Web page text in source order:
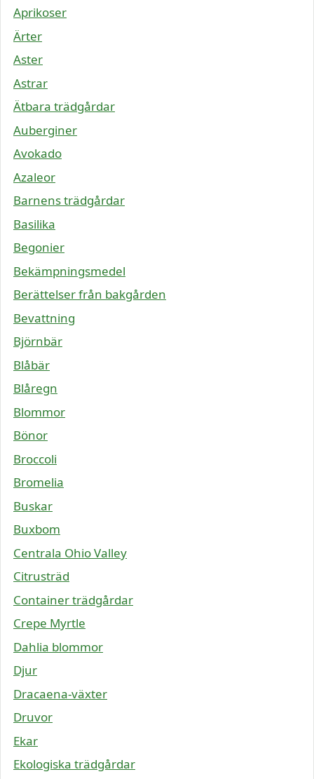
Aprikoser
Ärter
Aster
Astrar
Ätbara trädgårdar
Auberginer
Avokado
Azaleor
Barnens trädgårdar
Basilika
Begonier
Bekämpningsmedel
Berättelser från bakgården
Bevattning
Björnbär
Blåbär
Blåregn
Blommor
Bönor
Broccoli
Bromelia
Buskar
Buxbom
Centrala Ohio Valley
Citrusträd
Container trädgårdar
Crepe Myrtle
Dahlia blommor
Djur
Dracaena-växter
Druvor
Ekar
Ekologiska trädgårdar